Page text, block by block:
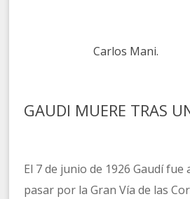
Carlos Mani.
GAUDI MUERE TRAS
El 7 de junio de 1926 Gaudí
pasar por la Gran Vía de las